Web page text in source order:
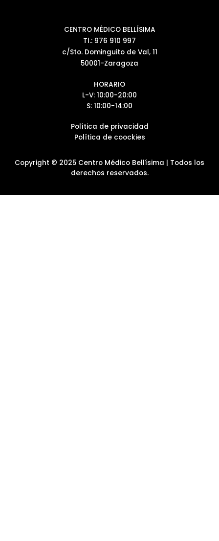
CENTRO MÉDICO BELLÍSIMA
Tl.: 976 910 997
c/Sto. Dominguito de Val, 11
50001-Zaragoza
HORARIO
L-V: 10:00-20:00
S: 10:00-14:00
Política de privacidad
Política de coockies
Copyright © 2025 Centro Médico Bellísima | Todos los
derechos reservados.